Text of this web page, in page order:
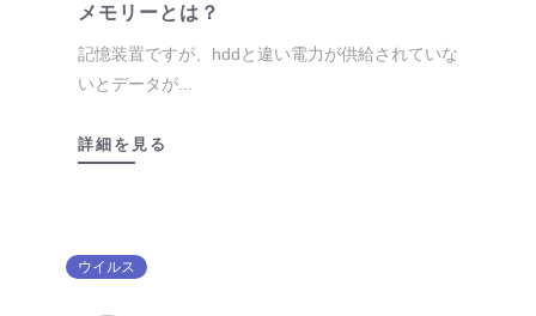
メモリーとは？
記憶装置ですが、hddと違い電力が供給されていな
いとデータが...
詳細を見る
ウイルス